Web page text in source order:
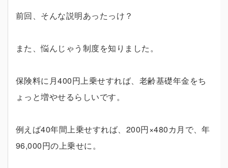
前回、そんな説明あったっけ？
また、悩んじゃう制度を知りました。
保険料に月400円上乗せすれば、老齢基礎年金をち
ょっと増やせるらしいです。
例えば40年間上乗せすれば、200円×480カ月で、年
96,000円の上乗せに。